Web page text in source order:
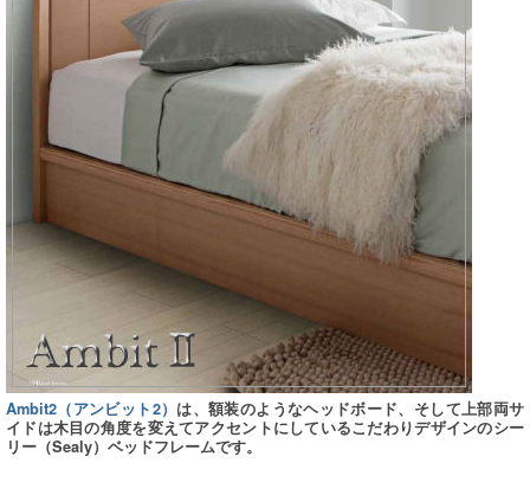
Ambit2（アンビット2） は、額装のようなヘッドボード、そして上部両サ
イドは木目の角度を変えてアクセントにしているこだわりデザインのシー
リー（Sealy）ベッドフレームです。